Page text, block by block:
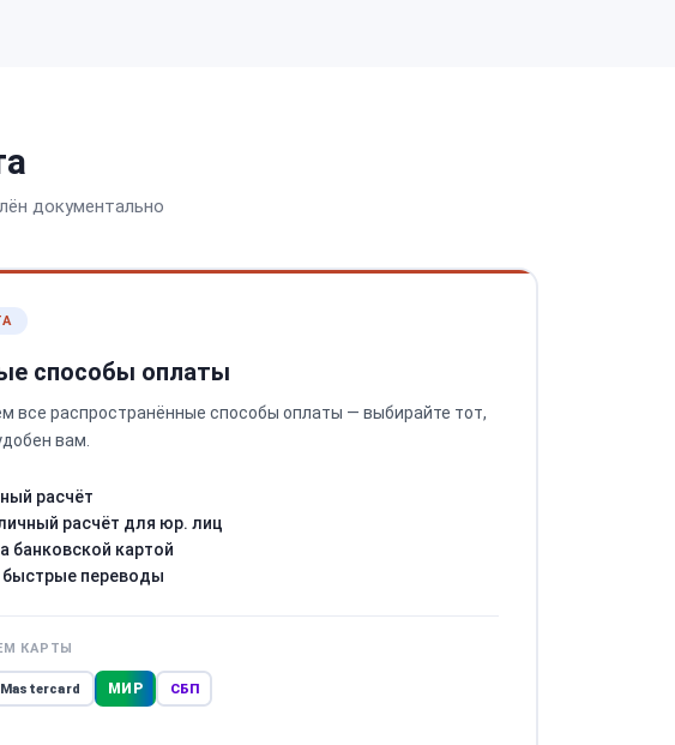
документально
способы оплаты
все распространённые способы оплаты — выбирайте тот,
вам.
расчёт
расчёт для юр. лиц
банковской картой
переводы
КАРТЫ
Mastercard МИР СБП